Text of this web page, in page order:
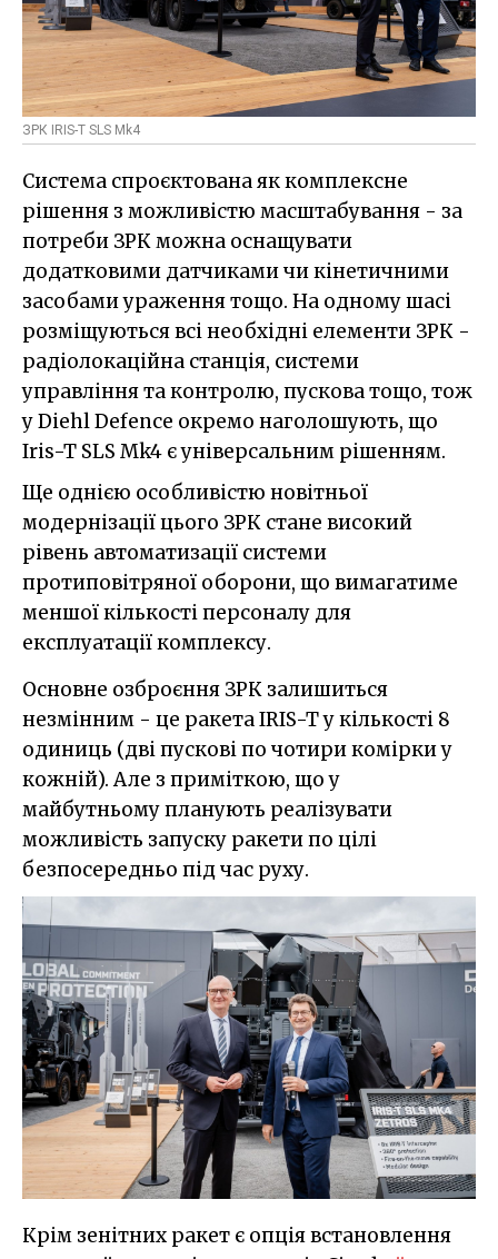
ЗРК IRIS-T SLS Mk4
Система спроєктована як комплексне
рішення з можливістю масштабування - за
потреби ЗРК можна оснащувати
додатковими датчиками чи кінетичними
засобами ураження тощо. На одному шасі
розміщуються всі необхідні елементи ЗРК -
радіолокаційна станція, системи
управління та контролю, пускова тощо, тож
у Diehl Defence окремо наголошують, що
Iris-T SLS Mk4 є універсальним рішенням.
Ще однією особливістю новітньої
модернізації цього ЗРК стане високий
рівень автоматизації системи
протиповітряної оборони, що вимагатиме
меншої кількості персоналу для
експлуатації комплексу.
Основне озброєння ЗРК залишиться
незмінним - це ракета IRIS-T у кількості 8
одиниць (дві пускові по чотири комірки у
кожній). Але з приміткою, що у
майбутньому планують реалізувати
можливість запуску ракети по цілі
безпосередньо під час руху.
Крім зенітних ракет є опція встановлення